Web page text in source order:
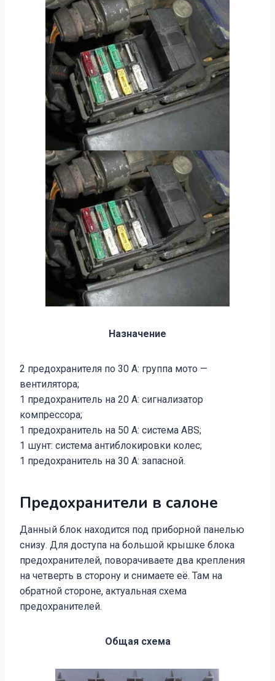
Назначение
2 предохранителя по 30 А: группа мото —
вентилятора;
1 предохранитель на 20 А: сигнализатор
компрессора;
1 предохранитель на 50 А: система ABS;
1 шунт: система антиблокировки колес;
1 предохранитель на 30 А: запасной.
Предохранители в салоне
Данный блок находится под приборной панелью
снизу. Для доступа на большой крышке блока
предохранителей, поворачиваете два крепления
на четверть в сторону и снимаете её. Там на
обратной стороне, актуальная схема
предохранителей.
Общая схема